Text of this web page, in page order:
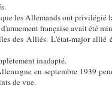
les Allemands ont privilégié
française avait été
des Alliés. L'état-major allié
inadapté.
en septembre 1939
de vue.